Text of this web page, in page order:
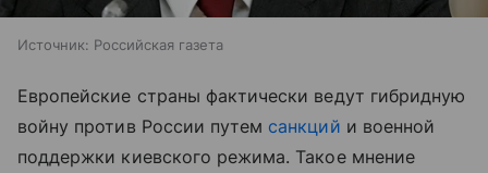
Источник: Российская газета
Европейские страны фактически ведут гибридную
войну против России путемсанкций и военной
поддержки киевского режима. Такое мнение